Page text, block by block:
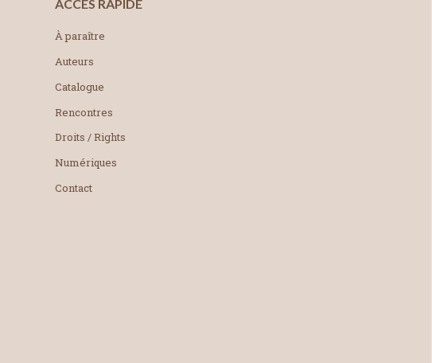
ACCÈS RAPIDE
À paraître
Auteurs
Catalogue
Rencontres
Droits / Rights
Numériques
Contact